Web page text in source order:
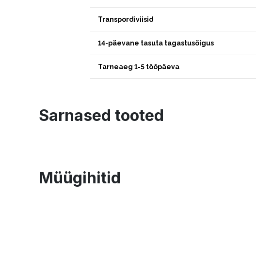
Transpordiviisid
14-päevane tasuta tagastusõigus
Tarneaeg 1-5 tööpäeva
Sarnased tooted
Müügihitid